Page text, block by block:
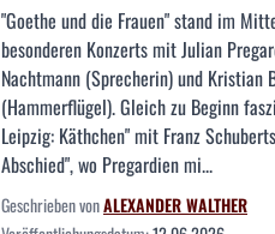
"Goethe und die Frauen" stand im
besonderen Konzerts mit Julian
Nachtmann (Sprecherin) und Kristian
(Hammerflügel). Gleich zu Beginn
Leipzig: Käthchen" mit Franz
Abschied", wo Pregardien mi...
Geschrieben vonALEXANDER WALTHER